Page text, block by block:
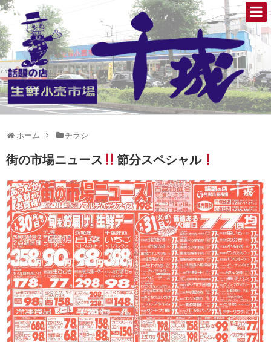
ホーム チラシ
街の市場ニュース 節分スペシャル